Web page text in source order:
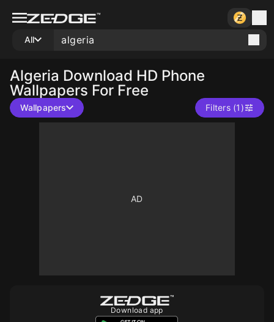
All
Algeria Download HD Phone
Wallpapers For Free
Wallpapers Filters (1)
10
Download app